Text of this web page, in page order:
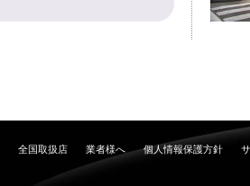
全国取扱店 業者様へ 個人情報保護方針